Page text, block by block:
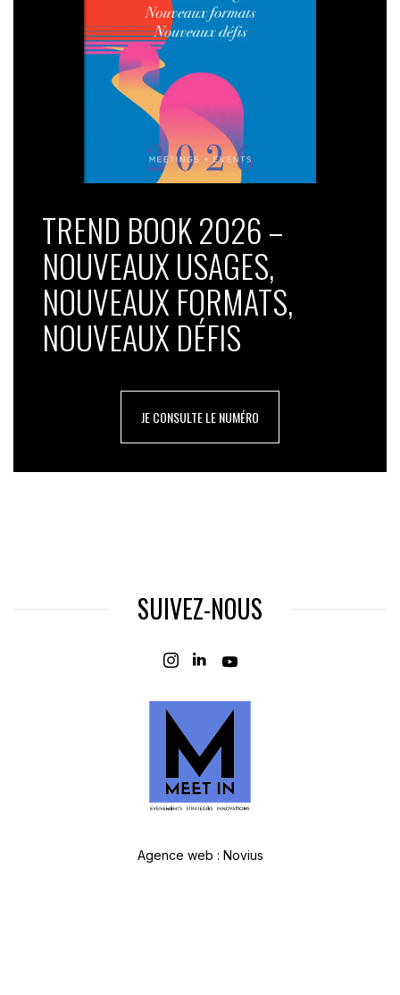
TREND BOOK 2026 –
NOUVEAUX USAGES,
NOUVEAUX FORMATS,
NOUVEAUX DÉFIS
JE CONSULTE LE NUMÉRO
SUIVEZ-NOUS
Agence web : Novius